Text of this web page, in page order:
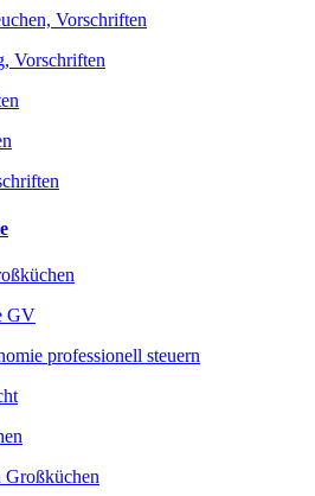
Vorschriften
Vorschriften
GV
professionell steuern